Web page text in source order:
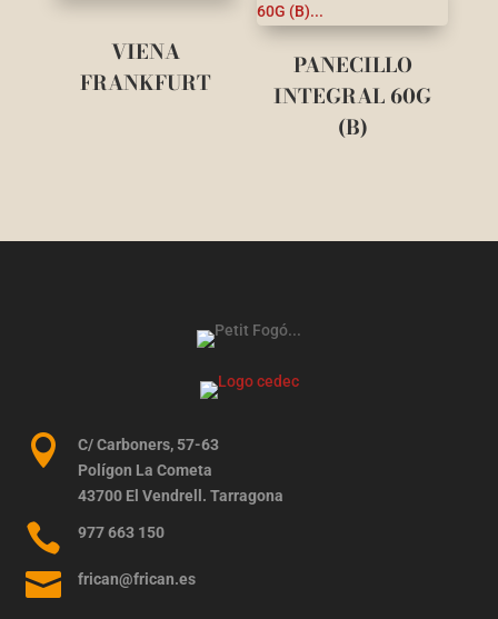
VIENA
FRANKFURT
PANECILLO
INTEGRAL 60G
(B)

C/ Carboners, 57-63
Polígon La Cometa
43700 El Vendrell. Tarragona
 977 663 150
 frican@frican.es